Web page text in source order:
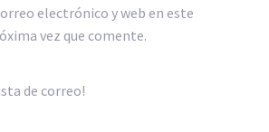
electrónico y web en este
vez que comente.
de correo!